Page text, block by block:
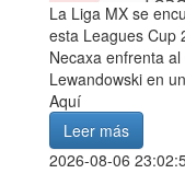
La Liga MX se
esta Leagues Cup
Necaxa enfrenta
Lewandowski en
Aquí
Leer más
2026-08-06